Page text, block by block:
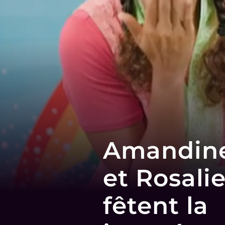
et
fêtent la